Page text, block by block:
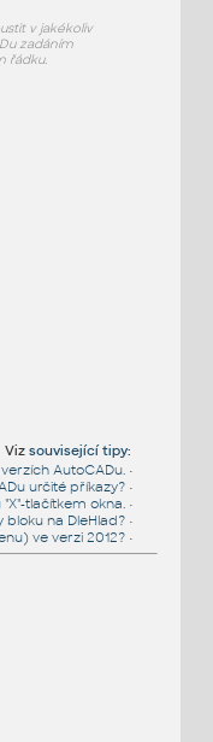
v jakékoliv
zadáním
řádku.
Vizsouvisející tipy:
AutoCADu. •
určité příkazy? •
tlačítkem okna. •
na DleHlad? •
ve verzi 2012? •